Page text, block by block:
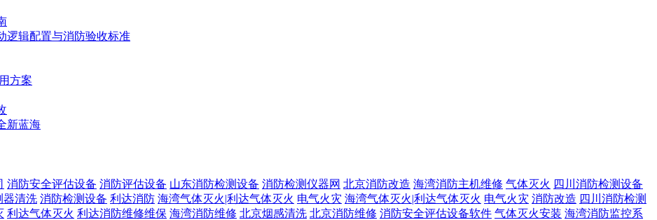
逻辑配置与消防验收标准
方案
新蓝海
消防安全评估设备 消防评估设备 山东消防检测设备 消防检测仪器网 北京消防改造 海湾消防主机维修 气体灭火 四川消防检测设备
器清洗 消防检测设备 利达消防 海湾气体灭火|利达气体灭火 电气火灾 海湾气体灭火|利达气体灭火 电气火灾 消防改造 四川消防检测
利达气体灭火 利达消防维修维保 海湾消防维修 北京烟感清洗 北京消防维修 消防安全评估设备软件 气体灭火安装 海湾消防监控系